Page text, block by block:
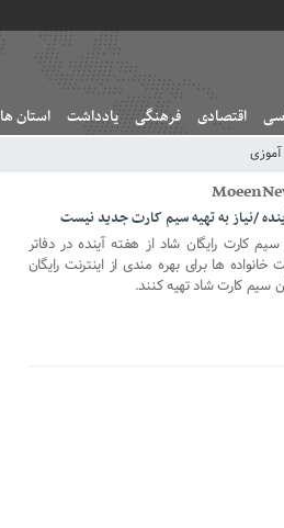
اقتصادی فرهنگی یادداشت استان ها
/نیاز به تهیه سیم کارت جدید نیست
سیم کارت رایگان شاد از هفته آینده در دفاتر
ها برای بهره مندی از اینترنت رایگان
کارت شاد تهیه کنند.